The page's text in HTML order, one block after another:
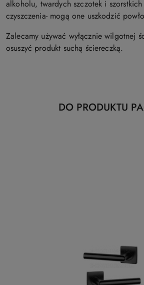
alkoholu, twardych szczotek i
czyszczenia- mogą one uszkodzić
Zalecamy używać wyłącznie wilgotnej
osuszyć produkt suchą ściereczką.
Pomiń karuzelę produktów
Produkty
DO PRODUKTU